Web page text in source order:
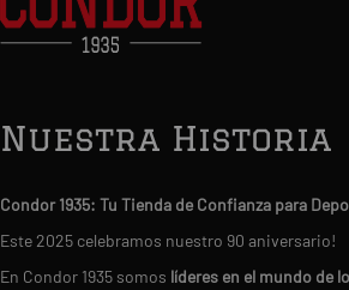
Nuestra Historia
Condor 1935: Tu Tienda de Confianza para
Este 2025 celebramos nuestro 90 aniversario!
En Condor 1935 somos líderes en el mundo de